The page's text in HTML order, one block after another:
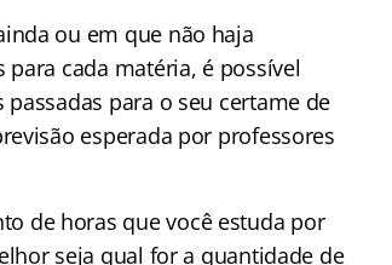
ou em que não haja
cada matéria, é possível
para o seu certame de
esperada por professores
de horas que você estuda por
seja qual for a quantidade de